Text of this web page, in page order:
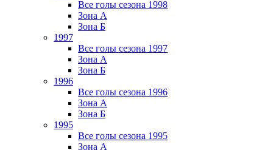
Все голы сезона 1998
Зона А
Зона Б
1997
Все голы сезона 1997
Зона А
Зона Б
1996
Все голы сезона 1996
Зона А
Зона Б
1995
Все голы сезона 1995
Зона А